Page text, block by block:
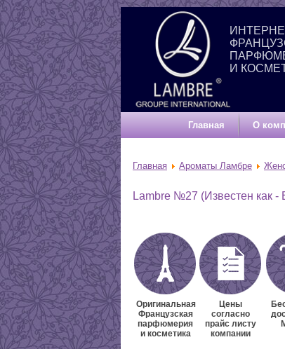
И
Главная О
Главная Ароматы Ламбре
Lambre №27 (Известен как -
Оригинальная
Французская
парфюмерия
и косметика
Цены
согласно
прайс листу
компании